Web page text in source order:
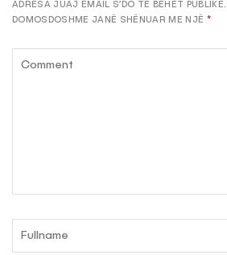
ADRESA JUAJ EMAIL S’DO TË BËHET PUBLIKE.
DOMOSDOSHME JANË SHËNUAR ME NJË *